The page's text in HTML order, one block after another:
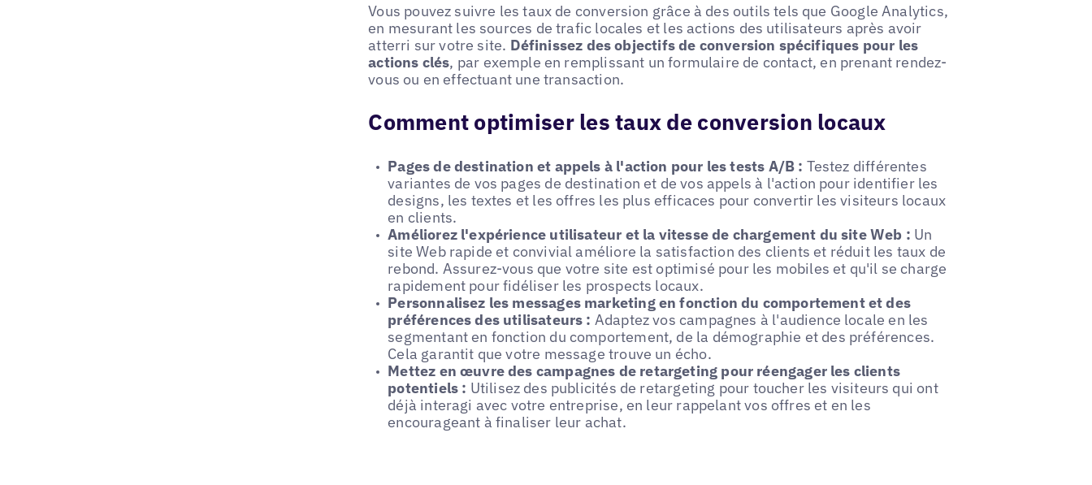
Vous pouvez suivre les taux de conversion grâce à des outils tels que Google Analytics,
en mesurant les sources de trafic locales et les actions des utilisateurs après avoir
atterri sur votre site. Définissez des objectifs de conversion spécifiques pour les
actions clés, par exemple en remplissant un formulaire de contact, en prenant rendez-
vous ou en effectuant une transaction.
Comment optimiser les taux de conversion locaux
Pages de destination et appels à l'action pour les tests A/B : Testez différentes
variantes de vos pages de destination et de vos appels à l'action pour identifier les
designs, les textes et les offres les plus efficaces pour convertir les visiteurs locaux
en clients.
Améliorez l'expérience utilisateur et la vitesse de chargement du site Web : Un
site Web rapide et convivial améliore la satisfaction des clients et réduit les taux de
rebond. Assurez-vous que votre site est optimisé pour les mobiles et qu'il se charge
rapidement pour fidéliser les prospects locaux.
Personnalisez les messages marketing en fonction du comportement et des
préférences des utilisateurs : Adaptez vos campagnes à l'audience locale en les
segmentant en fonction du comportement, de la démographie et des préférences.
Cela garantit que votre message trouve un écho.
Mettez en œuvre des campagnes de retargeting pour réengager les clients
potentiels : Utilisez des publicités de retargeting pour toucher les visiteurs qui ont
déjà interagi avec votre entreprise, en leur rappelant vos offres et en les
encourageant à finaliser leur achat.